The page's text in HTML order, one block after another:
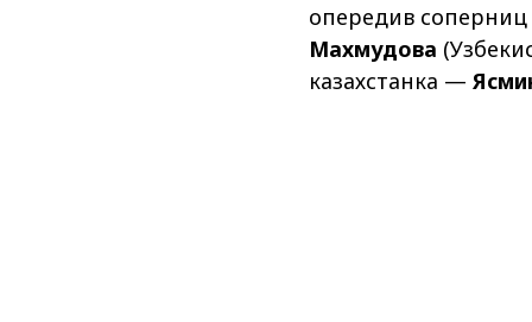
опередив соперниц
Махмудова
казахстанка —